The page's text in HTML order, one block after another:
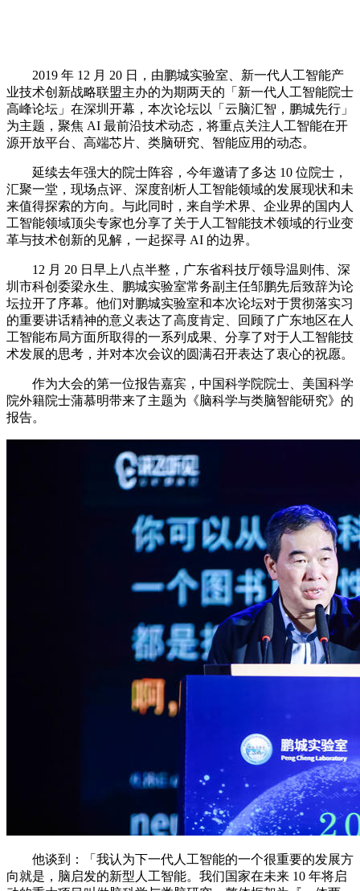
2019 年 12 月 20 日，由鹏城实验室、新一代人工智能产
业技术创新战略联盟主办的为期两天的「新一代人工智能院士
高峰论坛」在深圳开幕，本次论坛以「云脑汇智，鹏城先行」
为主题，聚焦 AI 最前沿技术动态，将重点关注人工智能在开
源开放平台、高端芯片、类脑研究、智能应用的动态。
延续去年强大的院士阵容，今年邀请了多达 10 位院士，
汇聚一堂，现场点评、深度剖析人工智能领域的发展现状和未
来值得探索的方向。与此同时，来自学术界、企业界的国内人
工智能领域顶尖专家也分享了关于人工智能技术领域的行业变
革与技术创新的见解，一起探寻 AI 的边界。
12 月 20 日早上八点半整，广东省科技厅领导温则伟、深
圳市科创委梁永生、鹏城实验室常务副主任邹鹏先后致辞为论
坛拉开了序幕。他们对鹏城实验室和本次论坛对于贯彻落实习
的重要讲话精神的意义表达了高度肯定、回顾了广东地区在人
工智能布局方面所取得的一系列成果、分享了对于人工智能技
术发展的思考，并对本次会议的圆满召开表达了衷心的祝愿。
作为大会的第一位报告嘉宾，中国科学院院士、美国科学
院外籍院士蒲慕明带来了主题为《脑科学与类脑智能研究》的
报告。
他谈到：「我认为下一代人工智能的一个很重要的发展方
向就是，脑启发的新型人工智能。我们国家在未来 10 年将启